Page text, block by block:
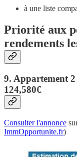
à une liste
Priorité aux
rendements
9. Appartement 2
124,580€
Consulter l'annonce
ImmOpportunite.fr)